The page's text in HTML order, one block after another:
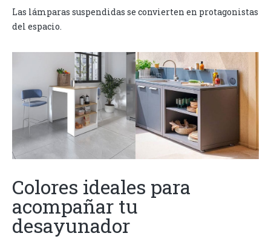
Las lámparas suspendidas se convierten en protagonistas
del espacio.
Colores ideales para
acompañar tu
desayunador